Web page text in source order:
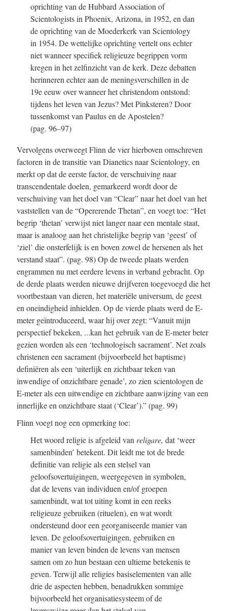
oprichting van de Hubbard Association of
Scientologists in Phoenix, Arizona, in 1952, en dan
de oprichting van de Moederkerk van Scientology
in 1954. De wettelijke oprichting vertelt ons echter
niet wanneer specifiek religieuze begrippen vorm
kregen in het zelfinzicht van de kerk. Deze debatten
herinneren echter aan de meningsverschillen in de
19e eeuw over wanneer het christendom ontstond:
tijdens het leven van Jezus? Met Pinksteren? Door
tussenkomst van Paulus en de Apostelen?
(pag. 96–97)
Vervolgens overweegt Flinn de vier hierboven omschreven
factoren in de transitie van Dianetics naar Scientology, en
merkt op dat de eerste factor, de verschuiving naar
transcendentale doelen, gemarkeerd wordt door de
verschuiving van het doel van “Clear” naar het doel van het
vaststellen van de “Opererende Thetan”, en voegt toe: “Het
begrip ‘thetan’ verwijst niet langer naar een mentale staat,
maar is analoog aan het christelijke begrip van ‘geest’ of
‘ziel’ die onsterfelijk is en boven zowel de hersenen als het
verstand staat”. (pag. 98)Op de tweede plaats werden
engrammen nu met eerdere levens in verband gebracht. Op
de derde plaats werden nieuwe drijfveren toegevoegd die het
voortbestaan van dieren, het materiële universum, de geest
en oneindigheid inhielden. Op de vierde plaats werd de E-
meter geïntroduceerd, waar hij over zegt: “Vanuit mijn
perspectief bekeken, ...kan het gebruik van de E-meter beter
gezien worden als een ‘technologisch sacrament’. Net zoals
christenen een sacrament (bijvoorbeeld het baptisme)
definiëren als een ‘uiterlijk en zichtbaar teken van
inwendige of onzichtbare genade’, zo zien scientologen de
E-meter als een uitwendige en zichtbare aanwijzing van een
innerlijke en onzichtbare staat (‘Clear’).”(pag. 99)
Flinn voegt nog een opmerking toe:
Het woord religie is afgeleid van religare, dat ‘weer
samenbinden’ betekent. Dit leidt me tot de brede
definitie van religie als een stelsel van
geloofsovertuigingen, weergegeven in symbolen,
dat de levens van individuen en/of groepen
samenbindt, wat tot uiting komt in een reeks
religieuze gebruiken (rituelen), en wat wordt
ondersteund door een georganiseerde manier van
leven. De geloofsovertuigingen, gebruiken en
manier van leven binden de levens van mensen
samen om zo hun bestaan een ultieme betekenis te
geven. Terwijl alle religies basiselementen van alle
drie de aspecten hebben, benadrukken sommige
bijvoorbeeld het organisatiesysteem of de